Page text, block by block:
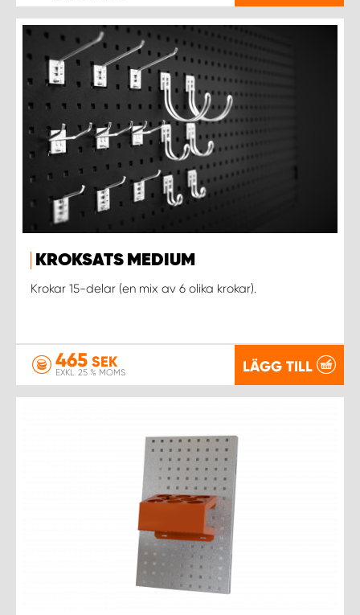
KROKSATS MEDIUM
Krokar 15-delar (en mix av 6 olika krokar).
465 SEK
EXKL. 25 % MOMS LÄGG TILL